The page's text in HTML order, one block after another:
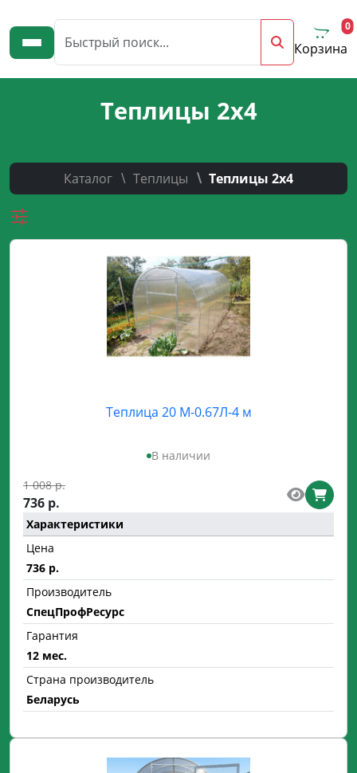
Корзина
0
Теплицы 2х4
Цена
Производитель
СпецПрофРесурс
Каталог Теплицы Теплицы 2х4
Теплица 20 М-0.67Л-4 м
В наличии
1 008 р.
736 р.
Характеристики
Цена
736 р.
Производитель
СпецПрофРесурс
Гарантия
12 мес.
Страна производитель
Беларусь